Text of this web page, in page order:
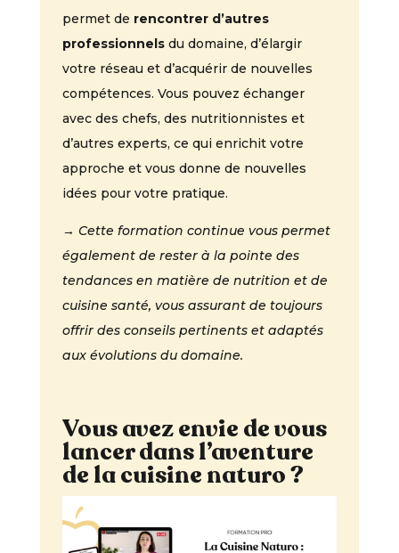
permet de rencontrer d’autres
professionnelsdu domaine, d’élargir
votre réseau et d’acquérir de nouvelles
compétences. Vous pouvez échanger
avec des chefs, des nutritionnistes et
d’autres experts, ce qui enrichit votre
approche et vous donne de nouvelles
idées pour votre pratique.
→ Cette formation continue vous permet
également de rester à la pointe des
tendances en matière de nutrition et de
cuisine santé, vous assurant de toujours
offrir des conseils pertinents et adaptés
aux évolutions du domaine.
Vous avez envie de vous
lancer dans l’aventure
de la cuisine naturo ?